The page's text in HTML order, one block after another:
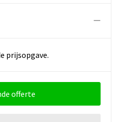
prijsopgave.
offerte